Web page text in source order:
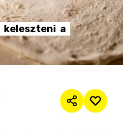
keleszteni a